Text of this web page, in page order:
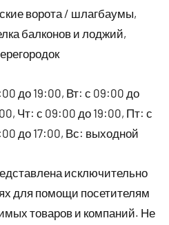
ворота / шлагбаумы,
балконов и лоджий,
до 19:00, Вт: с 09:00 до
Чт: с 09:00 до 19:00, Пт: с
до 17:00, Вс: выходной
исключительно
для помощи посетителям
товаров и компаний. Не